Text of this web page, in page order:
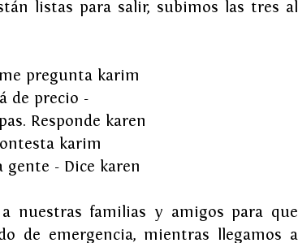
listas para salir, subimos las tres al
pregunta karim
de precio -
Responde karen
karim
gente - Dice karen
nuestras familias y amigos para que
de emergencia, mientras llegamos a